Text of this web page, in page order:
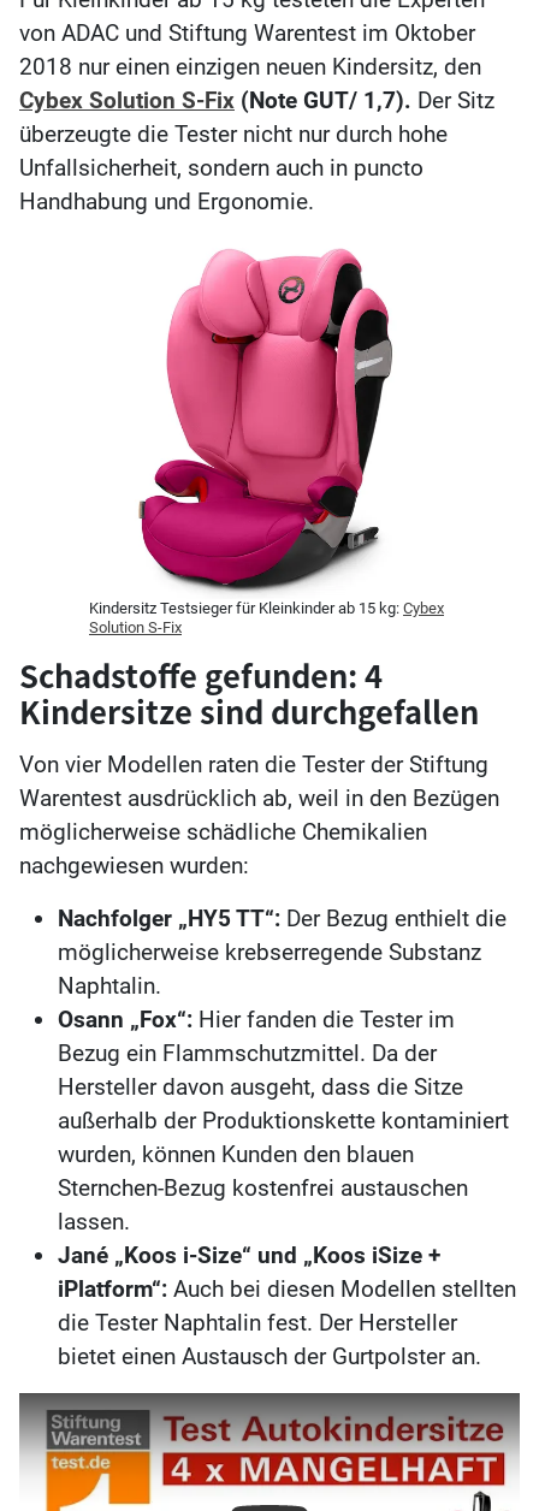
von ADAC und Stiftung Warentest im Oktober
2018 nur einen einzigen neuen Kindersitz, den
Cybex Solution S-Fix (Note GUT/ 1,7). Der Sitz
überzeugte die Tester nicht nur durch hohe
Unfallsicherheit, sondern auch in puncto
Handhabung und Ergonomie.
Kindersitz Testsieger für Kleinkinder ab 15 kg: Cybex
Solution S-Fix
Schadstoffe gefunden: 4
Kindersitze sind durchgefallen
Von vier Modellen raten die Tester der Stiftung
Warentest ausdrücklich ab, weil in den Bezügen
möglicherweise schädliche Chemikalien
nachgewiesen wurden:
Nachfolger „HY5 TT“: Der Bezug enthielt die
möglicherweise krebserregende Substanz
Naphtalin.
Osann „Fox“: Hier fanden die Tester im
Bezug ein Flammschutzmittel. Da der
Hersteller davon ausgeht, dass die Sitze
außerhalb der Produktionskette kontaminiert
wurden, können Kunden den blauen
Sternchen-Bezug kostenfrei austauschen
lassen.
Jané „Koos i-Size“ und „Koos iSize +
iPlatform“: Auch bei diesen Modellen stellten
die Tester Naphtalin fest. Der Hersteller
bietet einen Austausch der Gurtpolster an.